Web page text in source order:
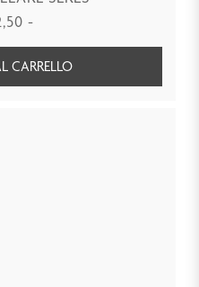
-
CARRELLO